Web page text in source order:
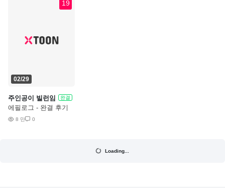
19
02/29
주인공이 빌런임 완결
에필로그 - 완결 후기
8 만 0
Loading...